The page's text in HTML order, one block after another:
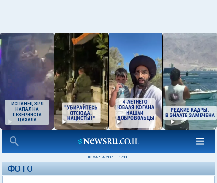
ИСПАНЕЦ ЗРЯ
НАПАЛ НА
РЕЗЕРВИСТА
ЦАХАЛА
03 МАРТА 2015 17:01
ФОТО